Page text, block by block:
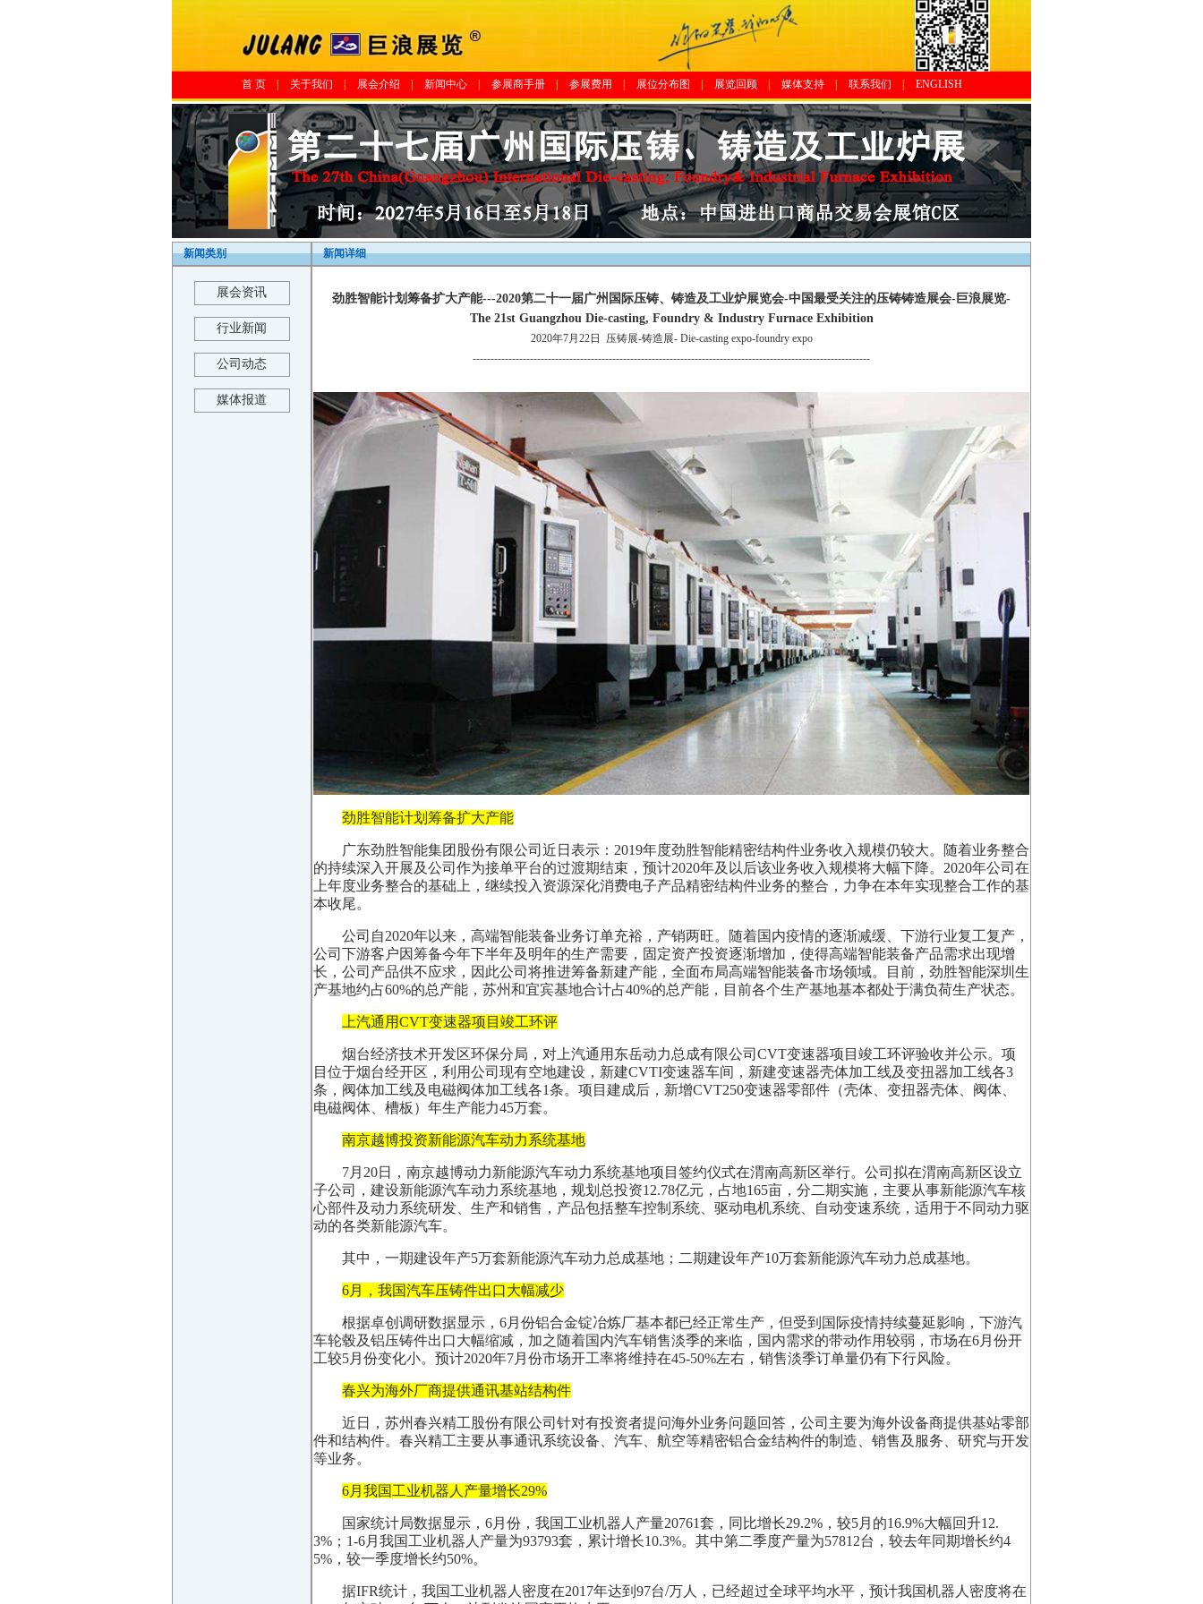
首 页 关于我们 展会介绍 新闻中心 参展商手册| 参展费用 展位分布图 展览回顾 媒体支持| 联系我们 ENGLISH
新闻类别
展会资讯
行业新闻
公司动态
媒体报道
新闻详细
劲胜智能计划筹备扩大产能---2020第二十一届广州国际压铸、铸造及工业炉展览会-中国最受关注的压铸铸造展会-巨浪展览-
The 21st Guangzhou Die-casting, Foundry & Industry Furnace Exhibition
2020年7月22日
压铸展-铸造展- Die-casting expo-foundry expo
---------------------------------------------------------------------------------------------------------------
劲胜智能计划筹备扩大产能
广东劲胜智能集团股份有限公司近日表示：2019年度劲胜智能精密结构件业务收入规模仍较大。随着业务整合
的持续深入开展及公司作为接单平台的过渡期结束，预计2020年及以后该业务收入规模将大幅下降。2020年公司在
上年度业务整合的基础上，继续投入资源深化消费电子产品精密结构件业务的整合，力争在本年实现整合工作的基
本收尾。
公司自2020年以来，高端智能装备业务订单充裕，产销两旺。随着国内疫情的逐渐减缓、下游行业复工复产，
公司下游客户因筹备今年下半年及明年的生产需要，固定资产投资逐渐增加，使得高端智能装备产品需求出现增
长，公司产品供不应求，因此公司将推进筹备新建产能，全面布局高端智能装备市场领域。目前，劲胜智能深圳生
产基地约占60%的总产能，苏州和宜宾基地合计占40%的总产能，目前各个生产基地基本都处于满负荷生产状态。
上汽通用CVT变速器项目竣工环评
烟台经济技术开发区环保分局，对上汽通用东岳动力总成有限公司CVT变速器项目竣工环评验收并公示。项
目位于烟台经开区，利用公司现有空地建设，新建CVTI变速器车间，新建变速器壳体加工线及变扭器加工线各3
条，阀体加工线及电磁阀体加工线各1条。项目建成后，新增CVT250变速器零部件（壳体、变扭器壳体、阀体、
电磁阀体、槽板）年生产能力45万套。
南京越博投资新能源汽车动力系统基地
7月20日，南京越博动力新能源汽车动力系统基地项目签约仪式在渭南高新区举行。公司拟在渭南高新区设立
子公司，建设新能源汽车动力系统基地，规划总投资12.78亿元，占地165亩，分二期实施，主要从事新能源汽车核
心部件及动力系统研发、生产和销售，产品包括整车控制系统、驱动电机系统、自动变速系统，适用于不同动力驱
动的各类新能源汽车。
其中，一期建设年产5万套新能源汽车动力总成基地；二期建设年产10万套新能源汽车动力总成基地。
6月，我国汽车压铸件出口大幅减少
根据卓创调研数据显示，6月份铝合金锭冶炼厂基本都已经正常生产，但受到国际疫情持续蔓延影响，下游汽
车轮毂及铝压铸件出口大幅缩减，加之随着国内汽车销售淡季的来临，国内需求的带动作用较弱，市场在6月份开
工较5月份变化小。预计2020年7月份市场开工率将维持在45-50%左右，销售淡季订单量仍有下行风险。
春兴为海外厂商提供通讯基站结构件
近日，苏州春兴精工股份有限公司针对有投资者提问海外业务问题回答，公司主要为海外设备商提供基站零部
件和结构件。春兴精工主要从事通讯系统设备、汽车、航空等精密铝合金结构件的制造、销售及服务、研究与开发
等业务。
6月我国工业机器人产量增长29%
国家统计局数据显示，6月份，我国工业机器人产量20761套，同比增长29.2%，较5月的16.9%大幅回升12.
3%；1-6月我国工业机器人产量为93793套，累计增长10.3%。其中第二季度产量为57812台，较去年同期增长约4
5%，较一季度增长约50%。
据IFR统计，我国工业机器人密度在2017年达到97台/万人，已经超过全球平均水平，预计我国机器人密度将在